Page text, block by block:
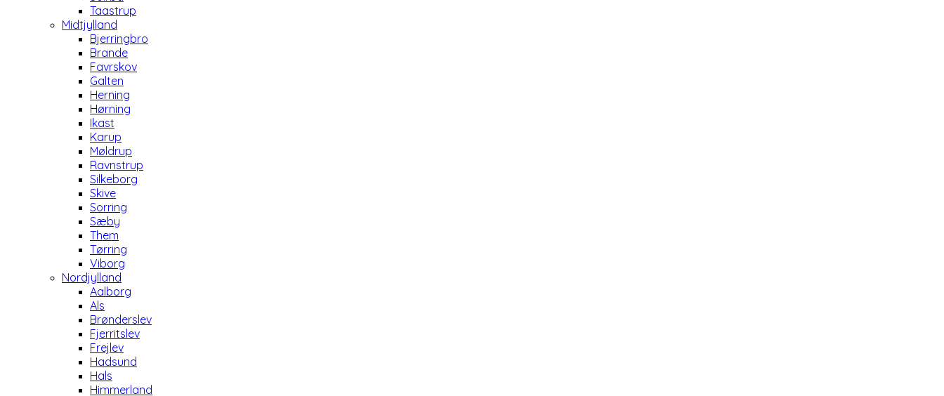
Taastrup
Midtjylland
Bjerringbro
Brande
Favrskov
Galten
Herning
Hørning
Ikast
Karup
Møldrup
Ravnstrup
Silkeborg
Skive
Sorring
Sæby
Them
Tørring
Viborg
Nordjylland
Aalborg
Als
Brønderslev
Fjerritslev
Frejlev
Hadsund
Hals
Himmerland